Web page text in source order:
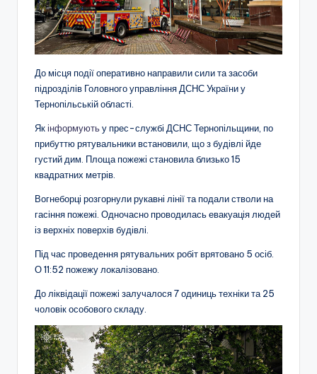
До місця події оперативно направили сили та засоби
підрозділів Головного управління ДСНС України у
Тернопільській області.
Якінформуютьу прес-службі ДСНС Тернопільщини, по
прибуттю рятувальники встановили, що з будівлі йде
густий дим. Площа пожежі становила близько 15
квадратних метрів.
Вогнеборці розгорнули рукавні лінії та подали стволи на
гасіння пожежі. Одночасно проводилась евакуація людей
із верхніх поверхів будівлі.
Під час проведення рятувальних робіт врятовано 5 осіб.
О 11:52 пожежу локалізовано.
До ліквідації пожежі залучалося 7 одиниць техніки та 25
чоловік особового складу.